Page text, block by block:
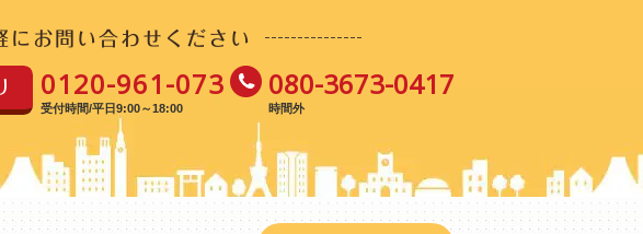
080-3673-0417
時間外
0120-961-073
受付時間/平日9:00～18:00
にお問い合わせください